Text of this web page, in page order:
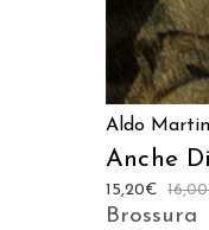
Aldo Martin
Anche
16,00
15,20€
Brossura